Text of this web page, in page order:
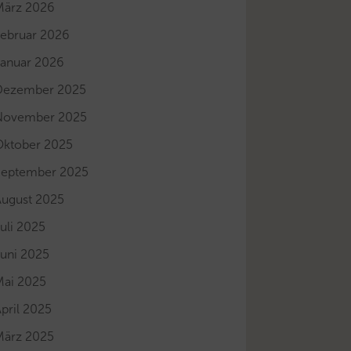
2026
2026
2026
2025
2025
2025
2025
2025
2025
2025
2025
2025
2025